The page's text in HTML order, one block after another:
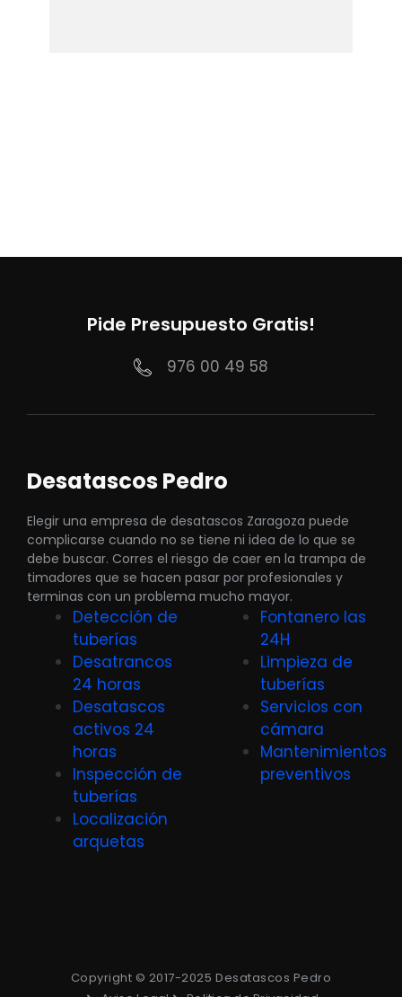
Pide Presupuesto Gratis!
976 00 49 58
Desatascos Pedro
Elegir una empresa de desatascos Zaragoza puede
complicarse cuando no se tiene ni idea de lo que se
debe buscar. Corres el riesgo de caer en la trampa de
timadores que se hacen pasar por profesionales y
terminas con un problema mucho mayor.
Detección de
tuberías
Desatrancos
24 horas
Desatascos
activos 24
horas
Inspección de
tuberías
Localización
arquetas
Fontanero las
24H
Limpieza de
tuberías
Servicios con
cámara
Mantenimientos
preventivos
Copyright © 2017-2025 Desatascos Pedro